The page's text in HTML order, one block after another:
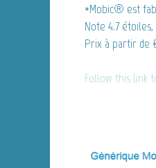
*Mobic® est
Note 4.7
Prix à partir de
Follow this link